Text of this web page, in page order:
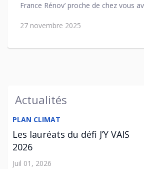
France Rénov’ proche de chez vous
27 novembre 2025
Actualités
PLAN CLIMAT
Les lauréats du défi J’Y VAIS
2026
Juil 01, 2026